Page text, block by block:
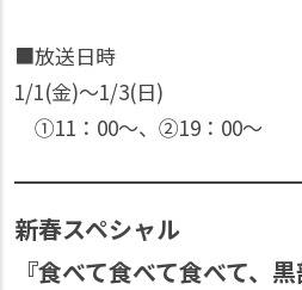
■放送日時
1/1(金)〜1/3(日)
①11：00〜、②19：00〜
新春スペシャル
『食べて食べて食べて、